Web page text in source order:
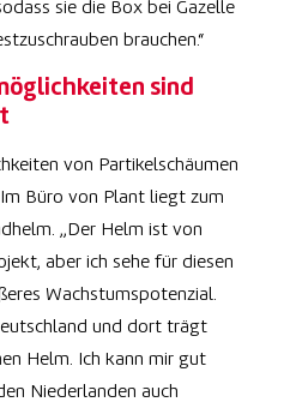
sie die Box bei Gazelle
brauchen.“
sind
von Partikelschäumen
Büro von Plant liegt zum
„Der Helm ist von
aber ich sehe für diesen
Wachstumspotenzial.
und dort trägt
Helm. Ich kann mir gut
Niederlanden auch